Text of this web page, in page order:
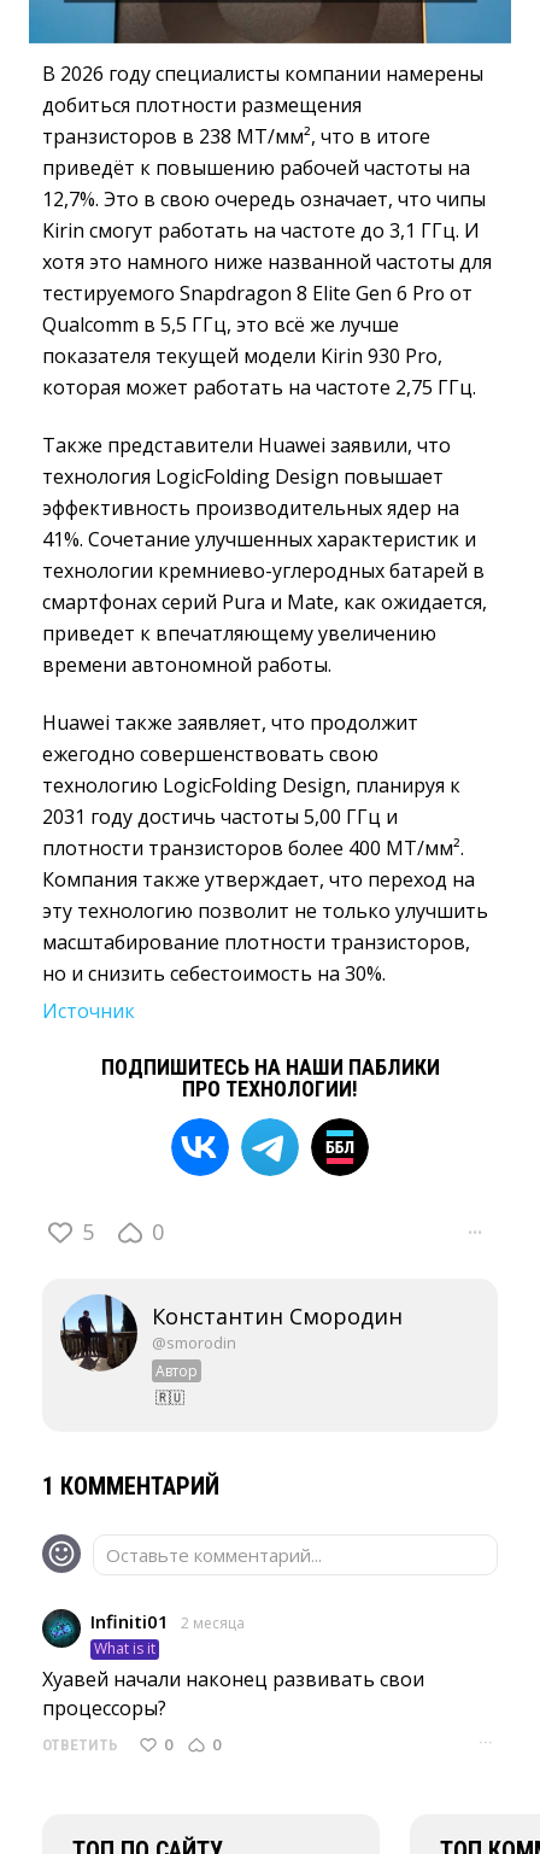
В 2026 году специалисты компании намерены
добиться плотности размещения
транзисторов в 238 МТ/мм², что в итоге
приведёт к повышению рабочей частоты на
12,7%. Это в свою очередь означает, что чипы
Kirin смогут работать на частоте до 3,1 ГГц. И
хотя это намного ниже названной частоты для
тестируемого Snapdragon 8 Elite Gen 6 Pro от
Qualcomm в 5,5 ГГц, это всё же лучше
показателя текущей модели Kirin 930 Pro,
которая может работать на частоте 2,75 ГГц.
Также представители Huawei заявили, что
технология LogicFolding Design повышает
эффективность производительных ядер на
41%. Сочетание улучшенных характеристик и
технологии кремниево-углеродных батарей в
смартфонах серий Pura и Mate, как ожидается,
приведет к впечатляющему увеличению
времени автономной работы.
Huawei также заявляет, что продолжит
ежегодно совершенствовать свою
технологию LogicFolding Design, планируя к
2031 году достичь частоты 5,00 ГГц и
плотности транзисторов более 400 МТ/мм².
Компания также утверждает, что переход на
эту технологию позволит не только улучшить
масштабирование плотности транзисторов,
но и снизить себестоимость на 30%.
Источник
ПОДПИШИТЕСЬ НА НАШИ ПАБЛИКИ
ПРО ТЕХНОЛОГИИ!
5 0 ···
Константин Смородин
@smorodin
Автор
🇷🇺
1 КОММЕНТАРИЙ
Оставьте комментарий...
Infiniti01
2 месяца
What is it
Хуавей начали наконец развивать свои
процессоры?
ОТВЕТИТЬ 0 0 ···